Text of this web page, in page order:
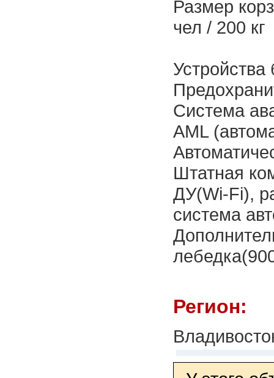
Размер
чел / 200 кг
Устройства
Система
AML
Штатная
ДУ(Wi-Fi),
система
Регион: